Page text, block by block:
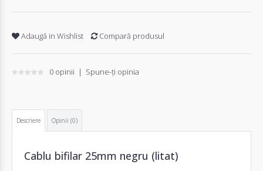
Adaugă in Wishlist Compară produsul
0 opinii | Spune-ţi opinia
Descriere Opinii (0)
Cablu bifilar 25mm negru (litat)